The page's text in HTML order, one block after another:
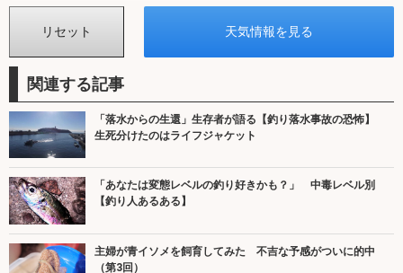
関連する記事
「落水からの生還」生存者が語る【釣り落水事故の恐怖】
生死分けたのはライフジャケット
「あなたは変態レベルの釣り好きかも？」 中毒レベル別
【釣り人あるある】
主婦が青イソメを飼育してみた 不吉な予感がついに的中
（第3回）